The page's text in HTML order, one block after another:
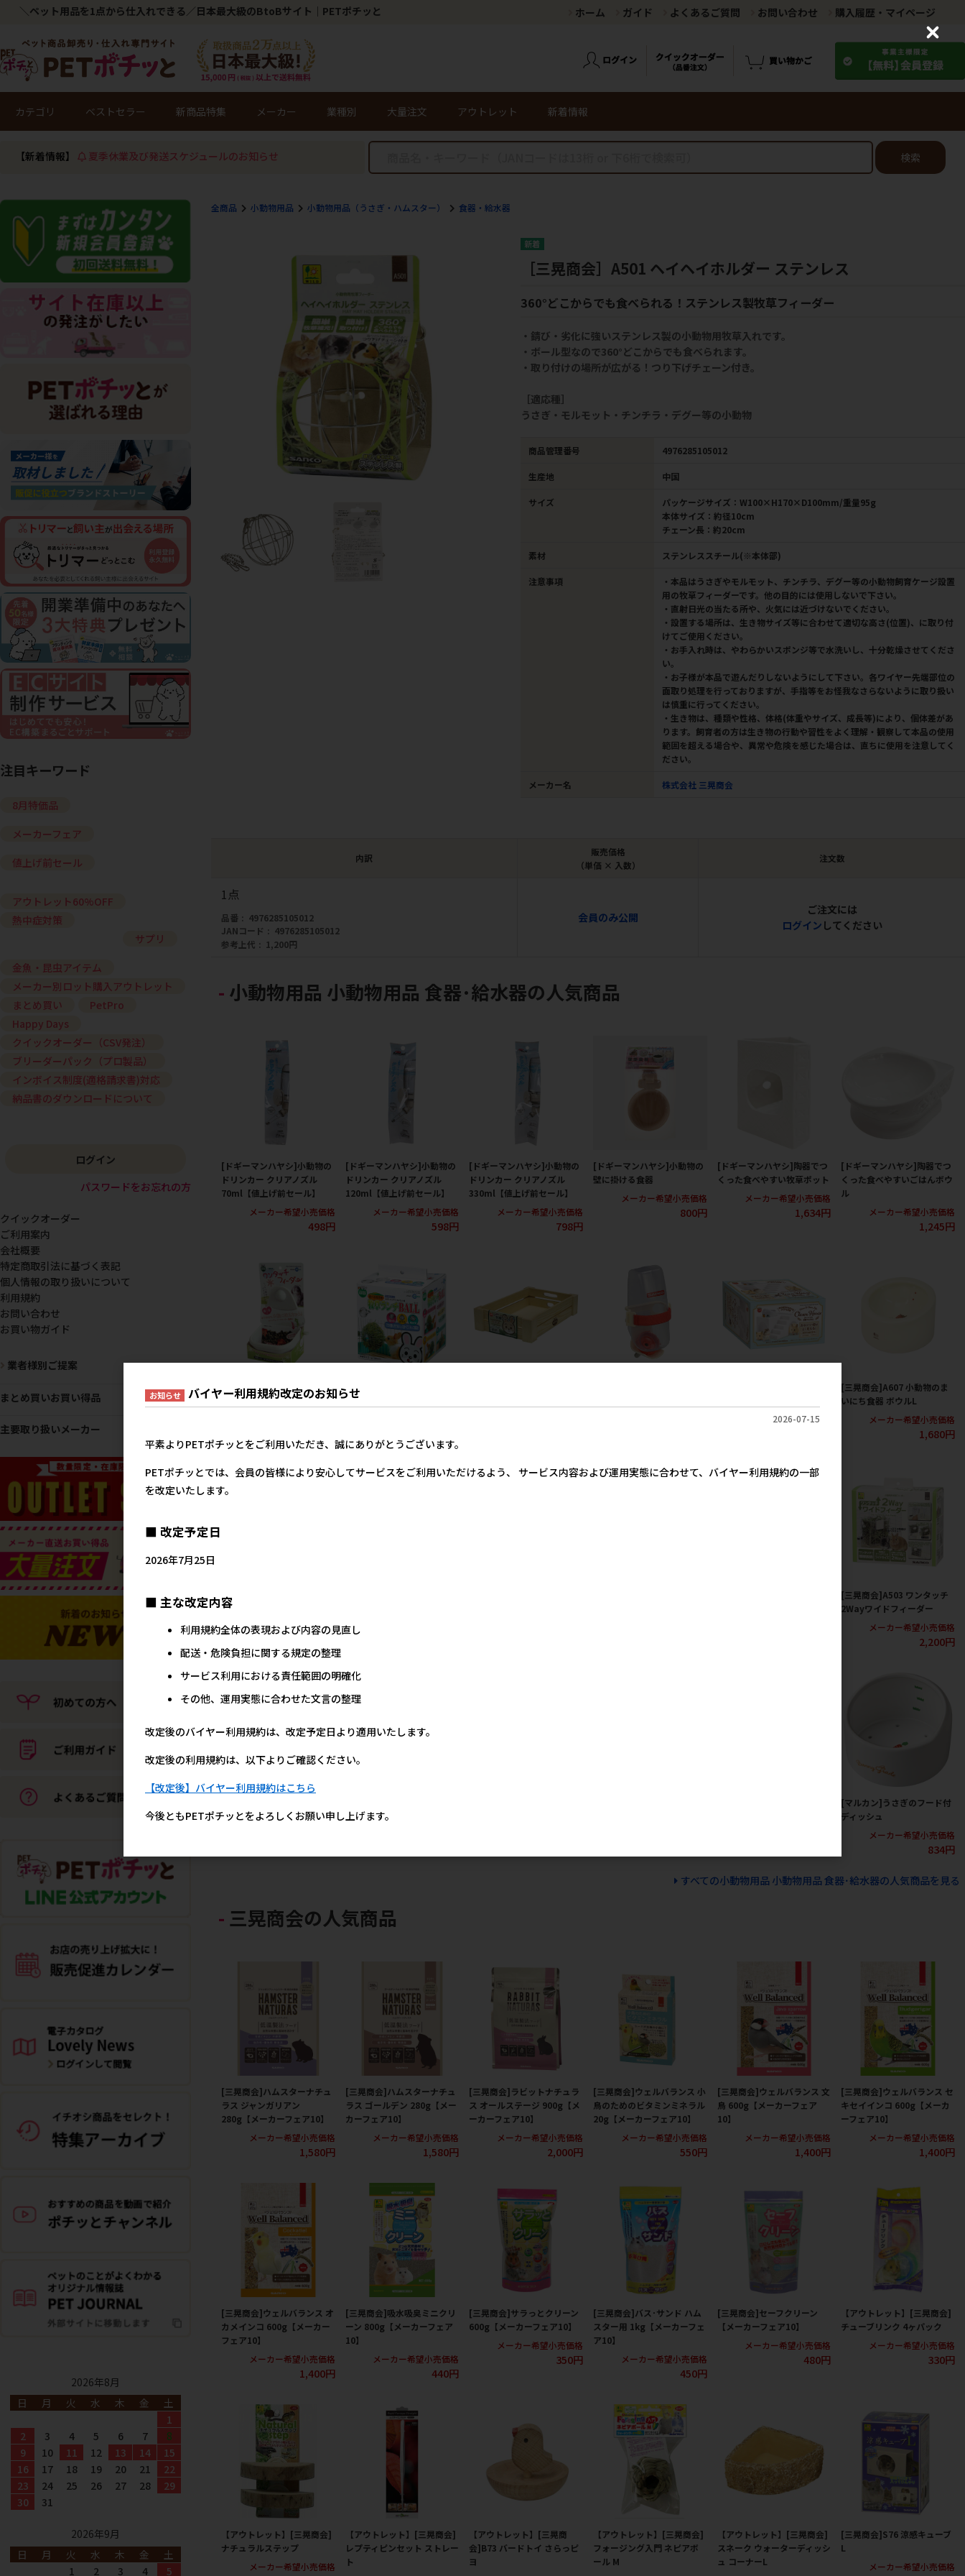
＼ペット用品を1点から仕入れできる／日本最大級のBtoBサイト｜PETポチッと ホーム ガイド よくあるご質問 お問い合わせ 購入履歴・マイページ
カテゴリ ベストセラー 新商品特集 メーカー 業種別 大量注文 アウトレット 新着情報
【新着情報】 夏季休業及び発送スケジュールのお知らせ 検索
全商品 小動物用品 小動物用品（うさぎ・ハムスター） 食器・給水器
［三晃商会］A501 ヘイヘイホルダー ステンレス
360°どこからでも食べられる！ステンレス製牧草フィーダー
・錆び・劣化に強いステンレス製の小動物用牧草入れです。
・ボール型なので360°どこからでも食べられます。
・取り付けの場所が広がる！つり下げチェーン付き。
［適応種］
うさぎ・モルモット・チンチラ・デグー等の小動物
商品管理番号 4976285105012
生産地 中国
サイズ
パッケージサイズ：W100×H170×D100mm/重量95g
本体サイズ：約径10cm
チェーン長：約20cm
素材 ステンレススチール(※本体部)
注意事項
・本品はうさぎやモルモット、チンチラ、デグー等の小動物飼育ケージ設置
用の牧草フィーダーです。他の目的には使用しないで下さい。
・直射日光の当たる所や、火気には近づけないでください。
・設置する場所は、生き物サイズ等に合わせて適切な高さ(位置)、に取り付
けてご使用ください。
・お手入れ時は、やわらかいスポンジ等で水洗いし、十分乾燥させてくださ
い。
・お子様が本品で遊んだりしないようにして下さい。各ワイヤー先端部位の
面取り処理を行っておりますが、手指等をお怪我なさらないように取り扱い
は慎重に行ってください。
・生き物は、種類や性格、体格(体重やサイズ、成長等)により、個体差があ
ります。飼育者の方は生き物の行動や習性をよく理解・観察して本品の使用
範囲を超える場合や、異常や危険を感じた場合は、直ちに使用を注意してく
ださい。
メーカー名 株式会社 三晃商会
内訳
販売価格
（単価 × 入数）
注文数
1点
品番
4976285105012
JANコード
4976285105012
参考上代
1,200円
会員のみ公開
ご注文には
ログイン してください
小動物用品 小動物用品 食器･給水器の人気商品
[ドギーマンハヤシ]小動物の
ドリンカー クリアノズル
70ml【値上げ前セール】
メーカー希望小売価格
498円
[ドギーマンハヤシ]小動物の
ドリンカー クリアノズル
120ml【値上げ前セール】
メーカー希望小売価格
598円
[ドギーマンハヤシ]小動物の
ドリンカー クリアノズル
330ml【値上げ前セール】
メーカー希望小売価格
798円
[ドギーマンハヤシ]小動物の
壁に掛ける食器
メーカー希望小売価格
800円
[ドギーマンハヤシ]陶器でつ
くった食べやすい牧草ポット
メーカー希望小売価格
1,634円
[ドギーマンハヤシ]陶器でつ
くった食べやすいごはんボウ
ル
メーカー希望小売価格
1,245円
[マルカン]ワンタッチフィー
ダー
[マルカン]牧草ランチBALL
メーカー希望小売価格
メーカー希望小売価格
[三晃商会]A607 小動物のま
いにち食器 ボウルL
メーカー希望小売価格
1,680円
[三晃商会]A606 小動物のま
いにち食器 ダブルM
メーカー希望小売価格
[三晃商会]A503 ワンタッチ
2Wayワイドフィーダー
メーカー希望小売価格
2,200円
固定食器 M
いにち食器 ラウンドM
[マルカン]うさぎのフード付
ディッシュ
メーカー希望小売価格
834円
すべての小動物用品 小動物用品 食器･給水器の人気商品を見る
三晃商会の人気商品
[三晃商会]ハムスターナチュ
ラス ジャンガリアン
280g【メーカーフェア10】
メーカー希望小売価格
1,580円
[三晃商会]ハムスターナチュ
ラス ゴールデン 280g【メー
カーフェア10】
メーカー希望小売価格
1,580円
[三晃商会]ラビットナチュラ
ス オールステージ 900g【メ
ーカーフェア10】
メーカー希望小売価格
2,000円
[三晃商会]ウェルバランス 小
鳥のためのビタミンミネラル
20g【メーカーフェア10】
メーカー希望小売価格
550円
[三晃商会]ウェルバランス 文
鳥 600g【メーカーフェア
10】
メーカー希望小売価格
1,400円
[三晃商会]ウェルバランス セ
キセイインコ 600g【メーカ
ーフェア10】
メーカー希望小売価格
1,400円
[三晃商会]ウェルバランス オ
カメインコ 600g【メーカー
フェア10】
メーカー希望小売価格
1,400円
[三晃商会]吸水吸臭ミニクリ
ーン 800g【メーカーフェア
10】
メーカー希望小売価格
440円
[三晃商会]サラっとクリーン
600g【メーカーフェア10】
メーカー希望小売価格
350円
[三晃商会]バス･サンド ハム
スター用 1kg【メーカーフェ
ア10】
メーカー希望小売価格
450円
[三晃商会]セーフクリーン
【メーカーフェア10】
メーカー希望小売価格
480円
【アウトレット】[三晃商会]
チューブリンク 4ヶパック
メーカー希望小売価格
330円
【アウトレット】[三晃商会]
ナチュラルステップ
メーカー希望小売価格
【アウトレット】[三晃商会]
レプティピンセット ストレー
ト
【アウトレット】[三晃商
会]B73 バードトイ さらっピ
ヨ
【アウトレット】[三晃商会]
フォージング入門 ネピアボ
ール M
【アウトレット】[三晃商会]
スネーク ウォーターディッシ
ュ コーナーL
[三晃商会]S76 涼感キューブ
L
メーカー希望小売価格
注目キーワード
8月特価品
メーカーフェア
値上げ前セール
アウトレット60%OFF
熱中症対策
サプリ
金魚・昆虫アイテム
メーカー別ロット購入アウトレット
まとめ買い
PetPro
Happy Days
クイックオーダー（CSV発注）
ブリーダーパック（プロ製品）
インボイス制度(適格請求書)対応
納品書のダウンロードについて
ログイン
パスワードをお忘れの方
クイックオーダー
ご利用案内
会社概要
特定商取引法に基づく表記
個人情報の取り扱いについて
利用規約
お問い合わせ
お買い物ガイド
業者様別ご提案
まとめ買いお買い得品
主要取り扱いメーカー
2026年8月
日
月 火 水 木 金
土
1
2
3 4 5 6 7
8
9
10 11 12 13 14
15
16
17 18 19 20 21
22
23
24 25 26 27 28
29
30
31
2026年9月
日
月 火 水 木 金
土
1
2 3 4 5
お知らせ バイヤー利用規約改定のお知らせ
2026-07-15
平素よりPETポチッとをご利用いただき、誠にありがとうございます。
PETポチッとでは、会員の皆様により安心してサービスをご利用いただけるよう、 サービス内容および運用実態に合わせて、バイヤー利用規約の一部
を改定いたします。
■ 改定予定日
2026年7月25日
■ 主な改定内容
利用規約全体の表現および内容の見直し
配送・危険負担に関する規定の整理
サービス利用における責任範囲の明確化
その他、運用実態に合わせた文言の整理
改定後のバイヤー利用規約は、改定予定日より適用いたします。
改定後の利用規約は、以下よりご確認ください。
【改定後】バイヤー利用規約はこちら
今後ともPETポチッとをよろしくお願い申し上げます。
C
o
s
e